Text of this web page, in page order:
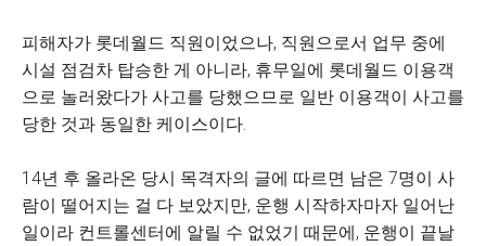
피해자가 롯데월드 직원이었으나, 직원으로서 업무 중에
시설 점검차 탑승한 게 아니라, 휴무일에 롯데월드 이용객
으로 놀러왔다가 사고를 당했으므로 일반 이용객이 사고를
당한 것과 동일한 케이스이다.
14년 후 올라온 당시 목격자의 글에 따르면 남은 7명이 사
람이 떨어지는 걸 다 보았지만, 운행 시작하자마자 일어난
일이라 컨트롤센터에 알릴 수 없었기 때문에, 운행이 끝날